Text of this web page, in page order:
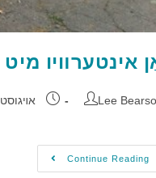
אינטערװיו
Lee אױגוסט 26, 2016
Continue Reading